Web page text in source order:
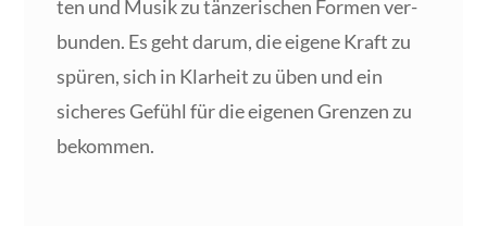
ten und Musik zu tän­ze­ri­schen For­men ver­
bun­den. Es geht dar­um, die eige­ne Kraft zu
spü­ren, sich in Klar­heit zu üben und ein
siche­res Gefühl für die eige­nen Gren­zen zu
bekommen.